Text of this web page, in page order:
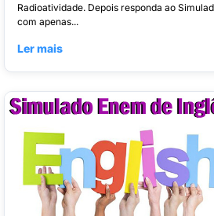
Radioatividade. Depois responda ao
com apenas...
Ler mais